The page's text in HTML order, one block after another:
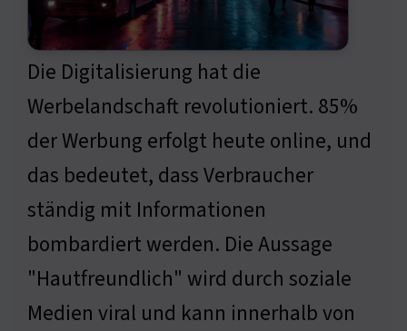
Die Digitalisierung hat die
Werbelandschaft revolutioniert. 85%
der Werbung erfolgt heute online, und
das bedeutet, dass Verbraucher
ständig mit Informationen
bombardiert werden. Die Aussage
"Hautfreundlich" wird durch soziale
Medien viral und kann innerhalb von